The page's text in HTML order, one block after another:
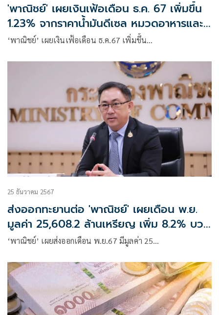
'พาณิชย์' เผยเงินเฟ้อเดือน ธ.ค. 67 เพิ่มขึ้น
1.23% จากราคาน้ำมันดีเซล หมวดอาหารและ
เครื่องดื่ม
‘พาณิชย์’ เผยเงินเฟ้อเดือน ธ.ค.67 เพิ่มขึ้น…
25 ธันวาคม 2567
ส่งออกทะยานต่อ 'พาณิชย์' เผยเดือน พ.ย.
มูลค่า 25,608.2 ล้านเหรียญ เพิ่ม 8.2% บวก
5 เดือนติด
‘พาณิชย์’ เผยส่งออกเดือน พ.ย.67 มีมูลค่า 25…